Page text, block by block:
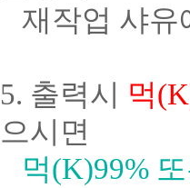
재작업 샤유
5. 출력시 먹
으시면
먹(K)99%